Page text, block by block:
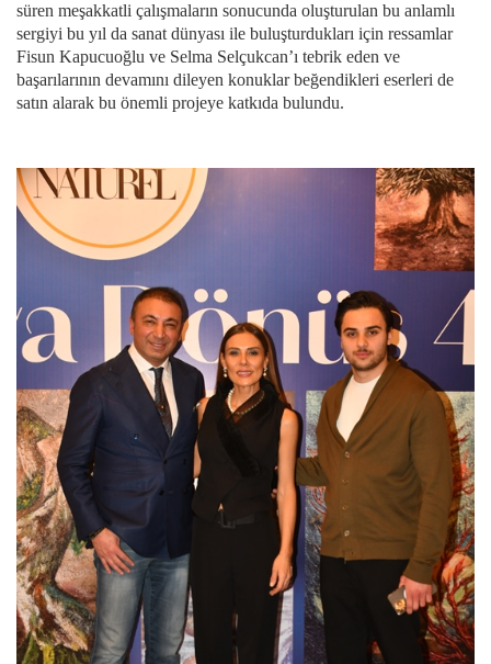
süren meşakkatli çalışmaların sonucunda oluşturulan bu anlamlı
sergiyi bu yıl da sanat dünyası ile buluşturdukları için ressamlar
Fisun Kapucuoğlu ve Selma Selçukcan’ı tebrik eden ve
başarılarının devamını dileyen konuklar beğendikleri eserleri de
satın alarak bu önemli projeye katkıda bulundu.